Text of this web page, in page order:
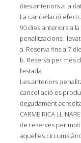
dies anteriors a la
La cancel·lació
90 dies anteriors a
penalitzacions,
a. Reserva fins a 7
b. Reserva per més
l’estada.
Les anteriors
cancel·lació es
degudament
CARME RICA
de reserves per
aquelles